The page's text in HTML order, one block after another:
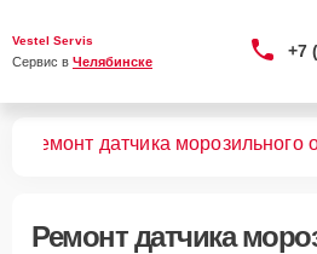
Vestel Servis
Сервис в Челябинске
+7
Ремонт датчика морозильного
Ремонт датчика